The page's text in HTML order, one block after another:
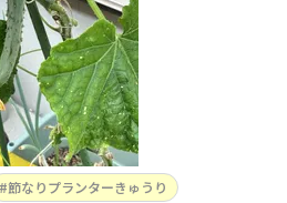
節なりプランターきゅうり